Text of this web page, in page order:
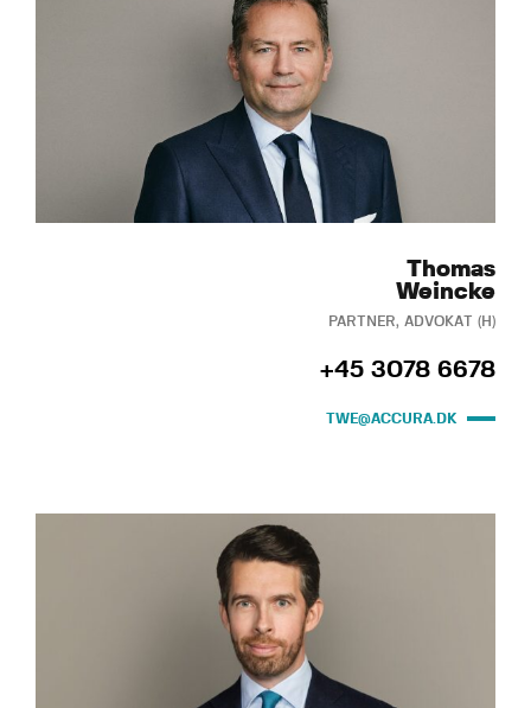
Thomas
Weincke
PARTNER, ADVOKAT (H)
+45 3078 6678
TWE@ACCURA.DK